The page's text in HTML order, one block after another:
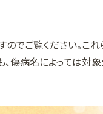
でご覧ください。これ
傷病名によっては対